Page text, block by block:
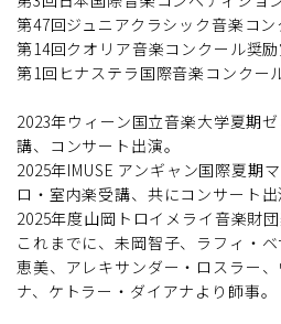
第47回ジュニアクラシック音楽コン
第14回クオリア音楽コンクール奨励
第1回ヒナステラ国際音楽コンクー
2023年ウィーン国立音楽大学夏期
講、コンサート出演。
2025年IMUSE アンギャン国際夏期
ロ・室内楽受講、共にコンサート出
2025年度山岡トロイメライ音楽財団
これまでに、未岡智子、ラフィ・
恵美、アレキサンダー・ロスラー
ナ、ケトラー・ダイアナより師事。